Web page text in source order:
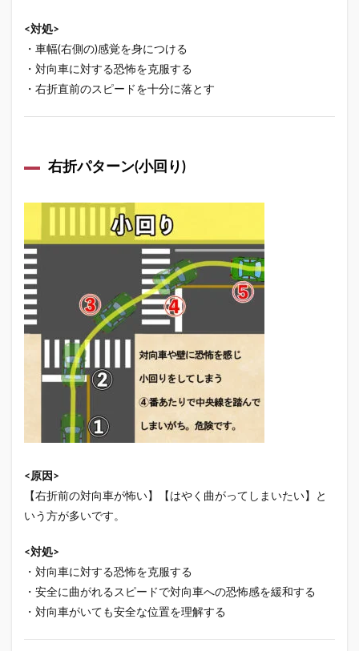
<対処>
・車幅(右側の)感覚を身につける
・対向車に対する恐怖を克服する
・右折直前のスピードを十分に落とす
右折パターン(小回り)
<原因>
【右折前の対向車が怖い】【はやく曲がってしまいたい】と
いう方が多いです。
<対処>
・対向車に対する恐怖を克服する
・安全に曲がれるスピードで対向車への恐怖感を緩和する
・対向車がいても安全な位置を理解する